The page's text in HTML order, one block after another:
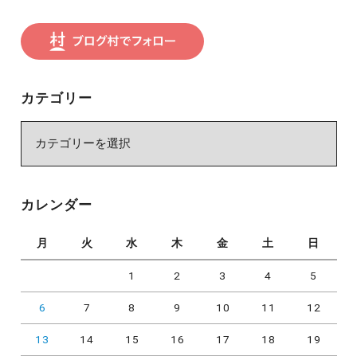
カテゴリー
ー
カレンダー
月 火 水 木 金 土 日
1 2 3 4 5
6 7 8 9 10 11 12
13 14 15 16 17 18 19